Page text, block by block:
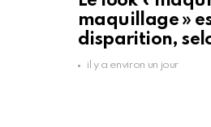
maquillage »
disparition,
il y a environ un jour